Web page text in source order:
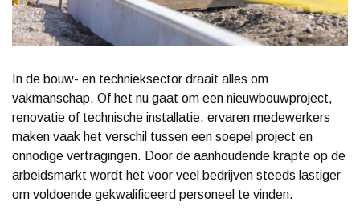
In de bouw- en technieksector draait alles om
vakmanschap. Of het nu gaat om een nieuwbouwproject,
renovatie of technische installatie, ervaren medewerkers
maken vaak het verschil tussen een soepel project en
onnodige vertragingen. Door de aanhoudende krapte op de
arbeidsmarkt wordt het voor veel bedrijven steeds lastiger
om voldoende gekwalificeerd personeel te vinden.